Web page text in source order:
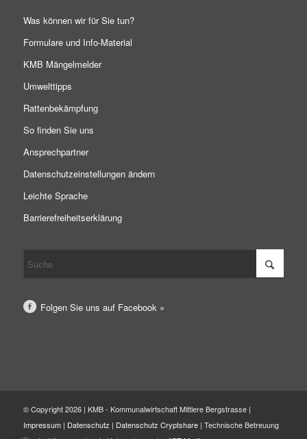
Was können wir für Sie tun?
Formulare und Info-Material
KMB Mängelmelder
Umwelttipps
Rattenbekämpfung
So finden Sie uns
Ansprechpartner
Datenschutzeinstellungen ändern
Leichte Sprache
Barrierefreiheitserklärung
Folgen Sie uns auf Facebook »
© Copyright 2026 | KMB - Kommunalwirtschaft Mittlere Bergstrasse |
Impressum| Datenschutz | Datenschutz Cryptshare | Technische Betreuung